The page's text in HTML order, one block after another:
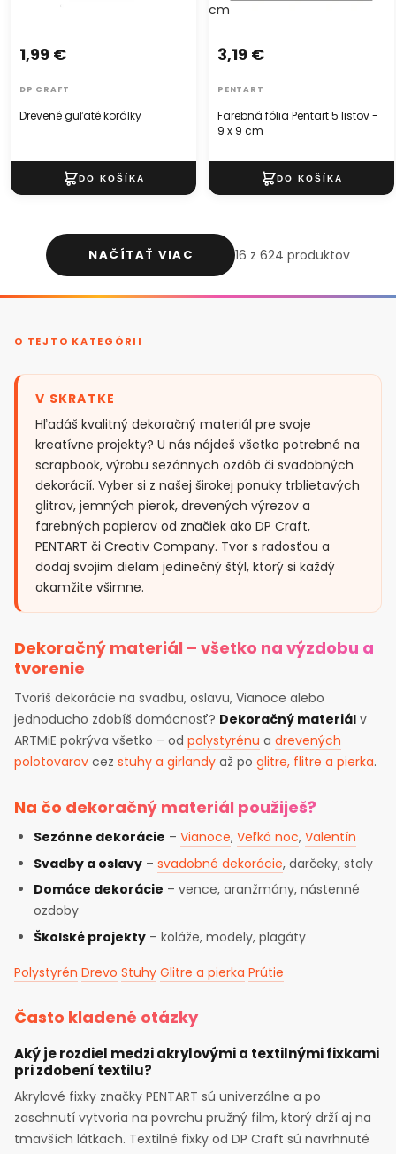
Drevené guľaté korálky
1,99 €
DP CRAFT
cm
Farebná fólia Pentart 5 listov -
9 x 9 cm
3,19 €
PENTART
NAČÍTAŤ VIAC 16 z 624 produktov
O TEJTO KATEGÓRII
V SKRATKE
Hľadáš kvalitný dekoračný materiál pre svoje
kreatívne projekty? U nás nájdeš všetko potrebné na
scrapbook, výrobu sezónnych ozdôb či svadobných
dekorácií. Vyber si z našej širokej ponuky trblietavých
glitrov, jemných pierok, drevených výrezov a
farebných papierov od značiek ako DP Craft,
PENTART či Creativ Company. Tvor s radosťou a
dodaj svojim dielam jedinečný štýl, ktorý si každý
okamžite všimne.
Dekoračný materiál – všetko na výzdobu a
tvorenie
Tvoríš dekorácie na svadbu, oslavu, Vianoce alebo
jednoducho zdobíš domácnosť? Dekoračný materiál v
ARTMiE pokrýva všetko – od polystyrénu a drevených
polotovarov cez stuhy a girlandy až po glitre, flitre a pierka.
Na čo dekoračný materiál použiješ?
Sezónne dekorácie –Vianoce,Veľká noc,Valentín
Svadby a oslavy –svadobné dekorácie, darčeky, stoly
Domáce dekorácie – vence, aranžmány, nástenné
ozdoby
Školské projekty – koláže, modely, plagáty
Polystyrén Drevo Stuhy Glitre a pierka Prútie
Často kladené otázky
Aký je rozdiel medzi akrylovými a textilnými fixkami
pri zdobení textilu?
Akrylové fixky značky PENTART sú univerzálne a po
zaschnutí vytvoria na povrchu pružný film, ktorý drží aj na
tmavších látkach. Textilné fixky od DP Craft sú navrhnuté